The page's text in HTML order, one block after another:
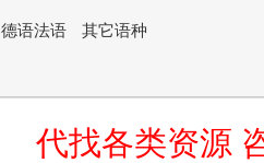
德语法语 其它语种
代找各类资源